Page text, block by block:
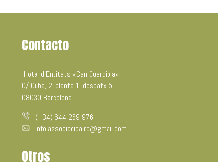
Contacto
Hotel d’Entitats «Can Guardiola»
C/ Cuba, 2, planta 1, despatx 5
08030 Barcelona
(+34) 644 269 976
info.associacioaire@gmail.com
Otros